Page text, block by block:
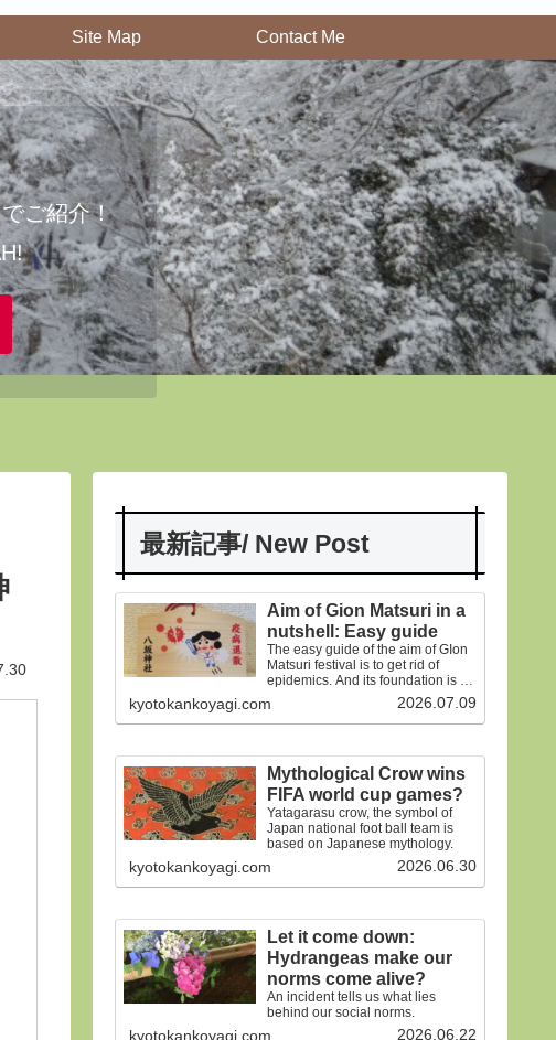
Site Map Contact Me
ご紹介！
最新記事/ New Post
Aim of Gion Matsuri in a
nutshell: Easy guide
The easy guide of the aim of GIon
Matsuri festival is to get rid of
epidemics. And its foundation is on
kyotokankoyagi.com 2026.07.09
Mythological Crow wins
FIFA world cup games?
Yatagarasu crow, the symbol of
Japan national foot ball team is
based on Japanese mythology.
kyotokankoyagi.com 2026.06.30
Let it come down:
Hydrangeas make our
norms come alive?
An incident tells us what lies
behind our social norms.
kyotokankoyagi.com 2026.06.22